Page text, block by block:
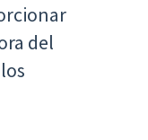
del